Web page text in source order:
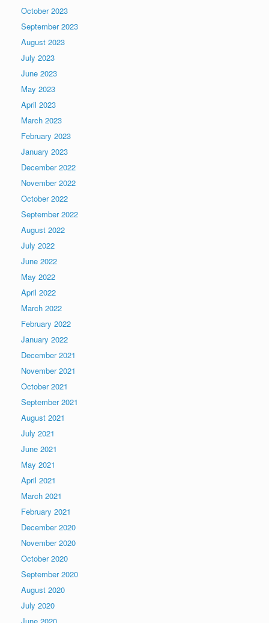
October 2023
September 2023
August 2023
July 2023
June 2023
May 2023
April 2023
March 2023
February 2023
January 2023
December 2022
November 2022
October 2022
September 2022
August 2022
July 2022
June 2022
May 2022
April 2022
March 2022
February 2022
January 2022
December 2021
November 2021
October 2021
September 2021
August 2021
July 2021
June 2021
May 2021
April 2021
March 2021
February 2021
December 2020
November 2020
October 2020
September 2020
August 2020
July 2020
June 2020